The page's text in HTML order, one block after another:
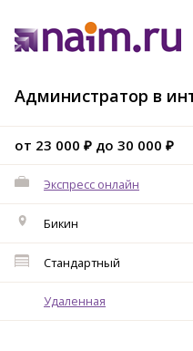
Администратор в
от 23 000 ₽ до 30 000 ₽
Экспресс онлайн
Бикин
Стандартный
Удаленная